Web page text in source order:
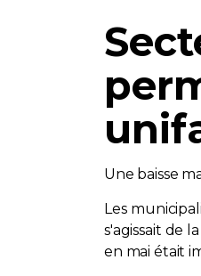
Une baisse
Les
s'agissait de
en mai était